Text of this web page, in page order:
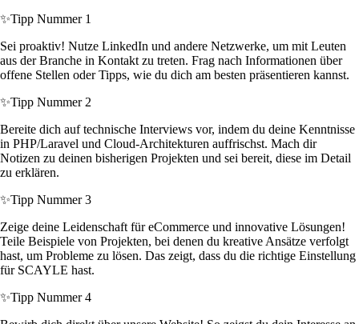
✨Tipp Nummer 1
Sei proaktiv! Nutze LinkedIn und andere Netzwerke, um mit Leuten
aus der Branche in Kontakt zu treten. Frag nach Informationen über
offene Stellen oder Tipps, wie du dich am besten präsentieren kannst.
✨Tipp Nummer 2
Bereite dich auf technische Interviews vor, indem du deine Kenntnisse
in PHP/Laravel und Cloud-Architekturen auffrischst. Mach dir
Notizen zu deinen bisherigen Projekten und sei bereit, diese im Detail
zu erklären.
✨Tipp Nummer 3
Zeige deine Leidenschaft für eCommerce und innovative Lösungen!
Teile Beispiele von Projekten, bei denen du kreative Ansätze verfolgt
hast, um Probleme zu lösen. Das zeigt, dass du die richtige Einstellung
für SCAYLE hast.
✨Tipp Nummer 4